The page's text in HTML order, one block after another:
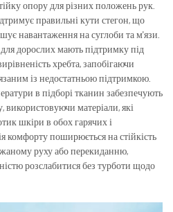
опору для різних положень рук.
правильні кути стегон, що
навантаження на суглоби та м'язи.
для дорослих мають підтримку під
хребта, запобігаючи
із недостатньою підтримкою.
в підборі тканин забезпечують
матеріали, які
шкіри в обох гарячих і
комфорту поширюється на стійкість
руху або перекиданню,
розслабитися без турботи щодо